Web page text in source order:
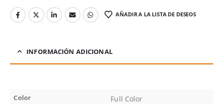
AÑADIR A LA LISTA DE DESEOS
INFORMACIÓN ADICIONAL
Color Full Color